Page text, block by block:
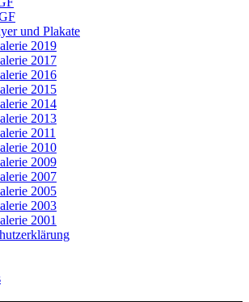
und Plakate
2019
2017
2016
2015
2014
2013
2011
2010
2009
2007
2005
2003
2001